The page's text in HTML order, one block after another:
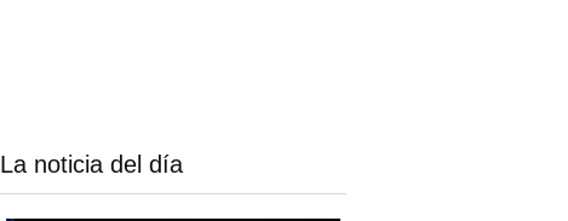
La noticia del día